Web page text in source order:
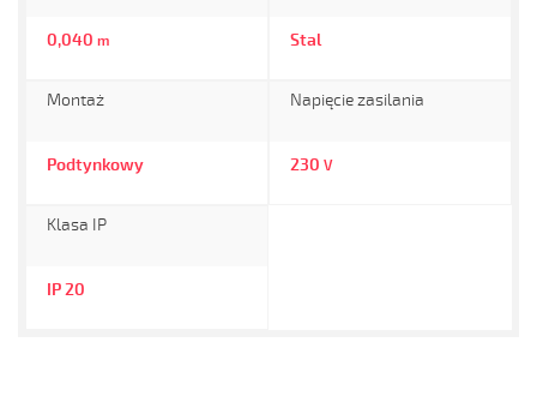
0,040 m Stal
Montaż
Podtynkowy
Napięcie zasilania
230 V
Klasa IP
IP 20